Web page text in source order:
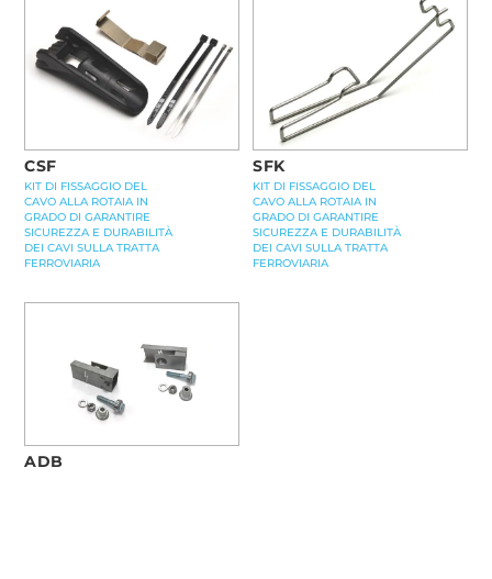
CSF
KIT DI FISSAGGIO DEL
CAVO ALLA ROTAIA IN
GRADO DI GARANTIRE
SICUREZZA E DURABILITÀ
DEI CAVI SULLA TRATTA
FERROVIARIA
SFK
KIT DI FISSAGGIO DEL
CAVO ALLA ROTAIA IN
GRADO DI GARANTIRE
SICUREZZA E DURABILITÀ
DEI CAVI SULLA TRATTA
FERROVIARIA
ADB